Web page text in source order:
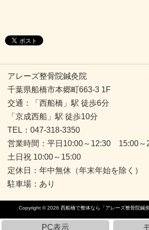
アレーズ整骨院鍼灸院
千葉県船橋市本郷町663-3 1F
交通：「西船橋」駅 徒歩6分
「京成西船」駅 徒歩10分
TEL：047-318-3350
営業時間：平日10:00～12:30 15:00～
土日祝 10:00～15:00
定休日：年中無休（年末年始を除く）
駐車場：あり
Copyright © 2026 西船橋で整体なら「アレーズ整骨院鍼灸
PC表示